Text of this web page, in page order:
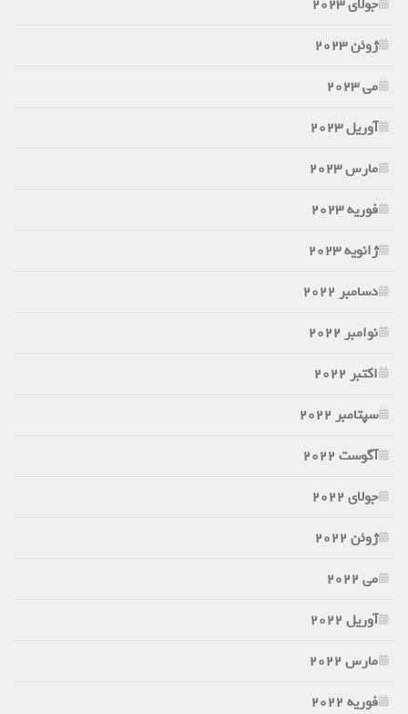
جولای 2023
ژوئن 2023
می 2023
آوریل 2023
مارس 2023
فوریه 2023
ژانویه 2023
دسامبر 2022
نوامبر 2022
اکتبر 2022
سپتامبر 2022
آگوست 2022
جولای 2022
ژوئن 2022
می 2022
آوریل 2022
مارس 2022
فوریه 2022